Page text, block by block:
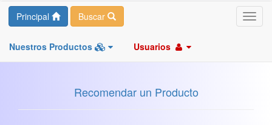
Principal Buscar
Nuestros Productos Usuarios
Recomendar un Producto